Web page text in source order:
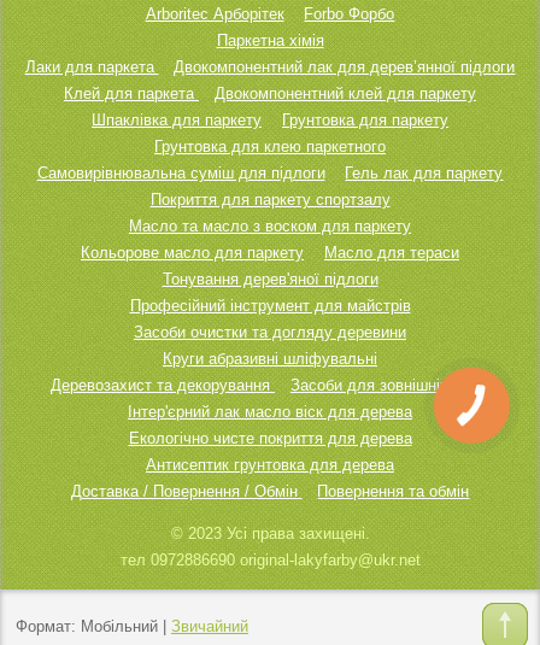
Arboritec Арборітек
Forbo Форбо
Паркетна хімія
Лаки для паркета
Двокомпонентний лак для дерев’янної підлоги
Клей для паркета
Двокомпонентний клей для паркету
Шпаклівка для паркету
Грунтовка для паркету
Грунтовка для клею паркетного
Самовирівнювальна суміш для підлоги
Гель лак для паркету
Покриття для паркету спортзалу
Масло та масло з воском для паркету
Кольорове масло для паркету
Масло для тераси
Тонування дерев'яної підлоги
Професійний інструмент для майстрів
Засоби очистки та догляду деревини
Круги абразивні шліфувальні
Деревозахист та декорування
Засоби для зовнішніх робіт
Інтер'єрний лак масло віск для дерева
Екологічно чисте покриття для дерева
Антисептик грунтовка для дерева
Доставка / Повернення / Обмін
Повернення та обмін
© 2023 Усі права захищені.
тел 0972886690 original-lakyfarby@ukr.net
Формат: Мобільний| Звичайний